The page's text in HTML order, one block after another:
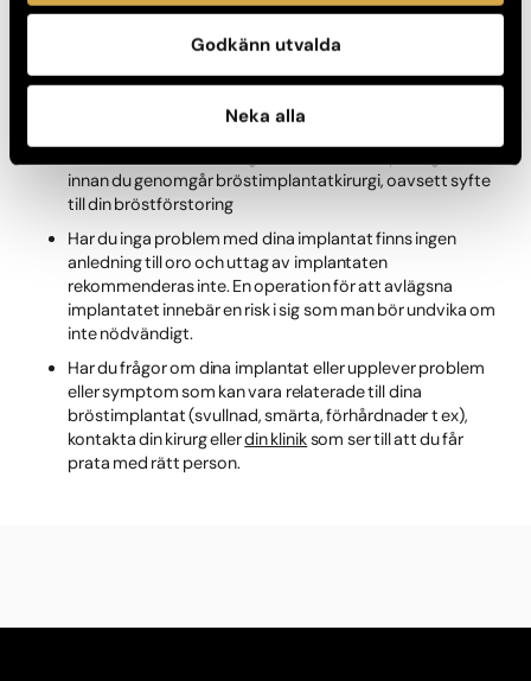
Godkänn utvalda
Neka alla
Bröstimplantat är generellt säkra, men har mycket
innan du genomgår bröstimplantatkirurgi, oavsett syfte
till din bröstförstoring
Har du inga problem med dina implantat finns ingen
anledning till oro och uttag av implantaten
rekommenderas inte. En operation för att avlägsna
implantatet innebär en risk i sig som man bör undvika om
inte nödvändigt.
Har du frågor om dina implantat eller upplever problem
eller symptom som kan vara relaterade till dina
bröstimplantat (svullnad, smärta, förhårdnader t ex),
kontakta din kirurg ellerdin kliniksom ser till att du får
prata med rätt person.